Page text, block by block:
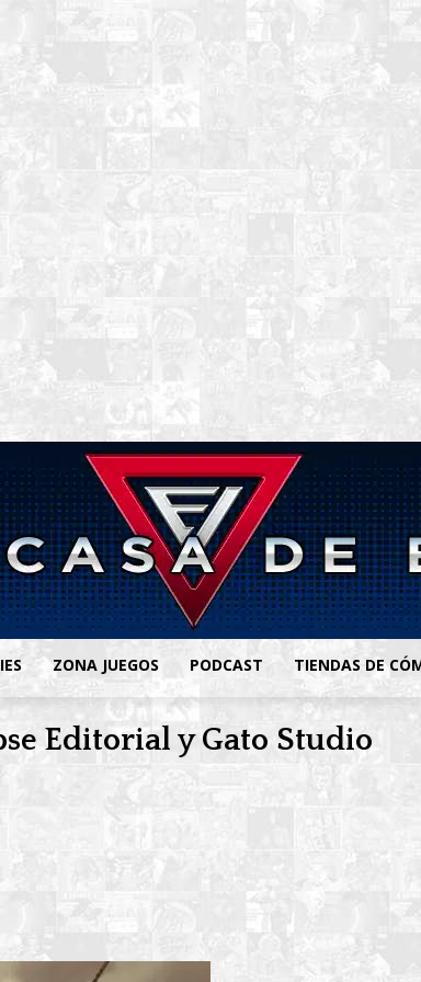
ZONA JUEGOS PODCAST TIENDAS DE
Editorial y Gato Studio